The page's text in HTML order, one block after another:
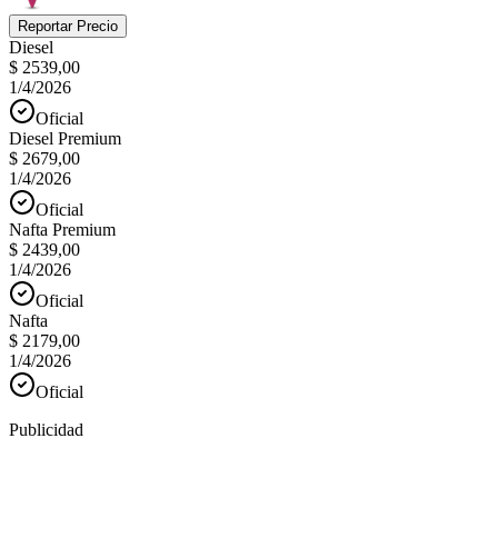
Reportar Precio
Diesel
$ 2539,00
1/4/2026
Oficial
Diesel Premium
$ 2679,00
1/4/2026
Oficial
Nafta Premium
$ 2439,00
1/4/2026
Oficial
Nafta
$ 2179,00
1/4/2026
Oficial
Publicidad